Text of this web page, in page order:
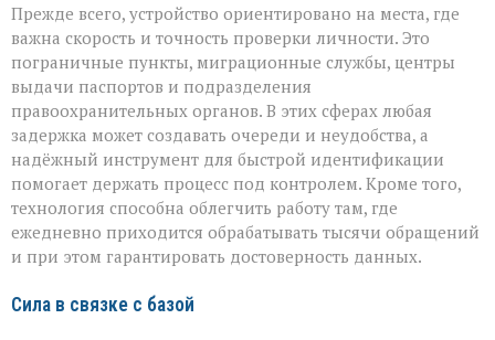
Прежде всего, устройство ориентировано на места, где
важна скорость и точность проверки личности. Это
пограничные пункты, миграционные службы, центры
выдачи паспортов и подразделения
правоохранительных органов. В этих сферах любая
задержка может создавать очереди и неудобства, а
надёжный инструмент для быстрой идентификации
помогает держать процесс под контролем. Кроме того,
технология способна облегчить работу там, где
ежедневно приходится обрабатывать тысячи обращений
и при этом гарантировать достоверность данных.
Сила в связке с базой